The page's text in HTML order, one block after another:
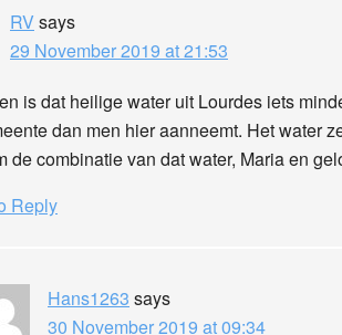
RV says
29 November 2019 at 21:53
is dat heilige water uit Lourdes iets
dan men hier aanneemt. Het water
de combinatie van dat water, Maria en
Reply
Hans1263 says
30 November 2019 at 09:34